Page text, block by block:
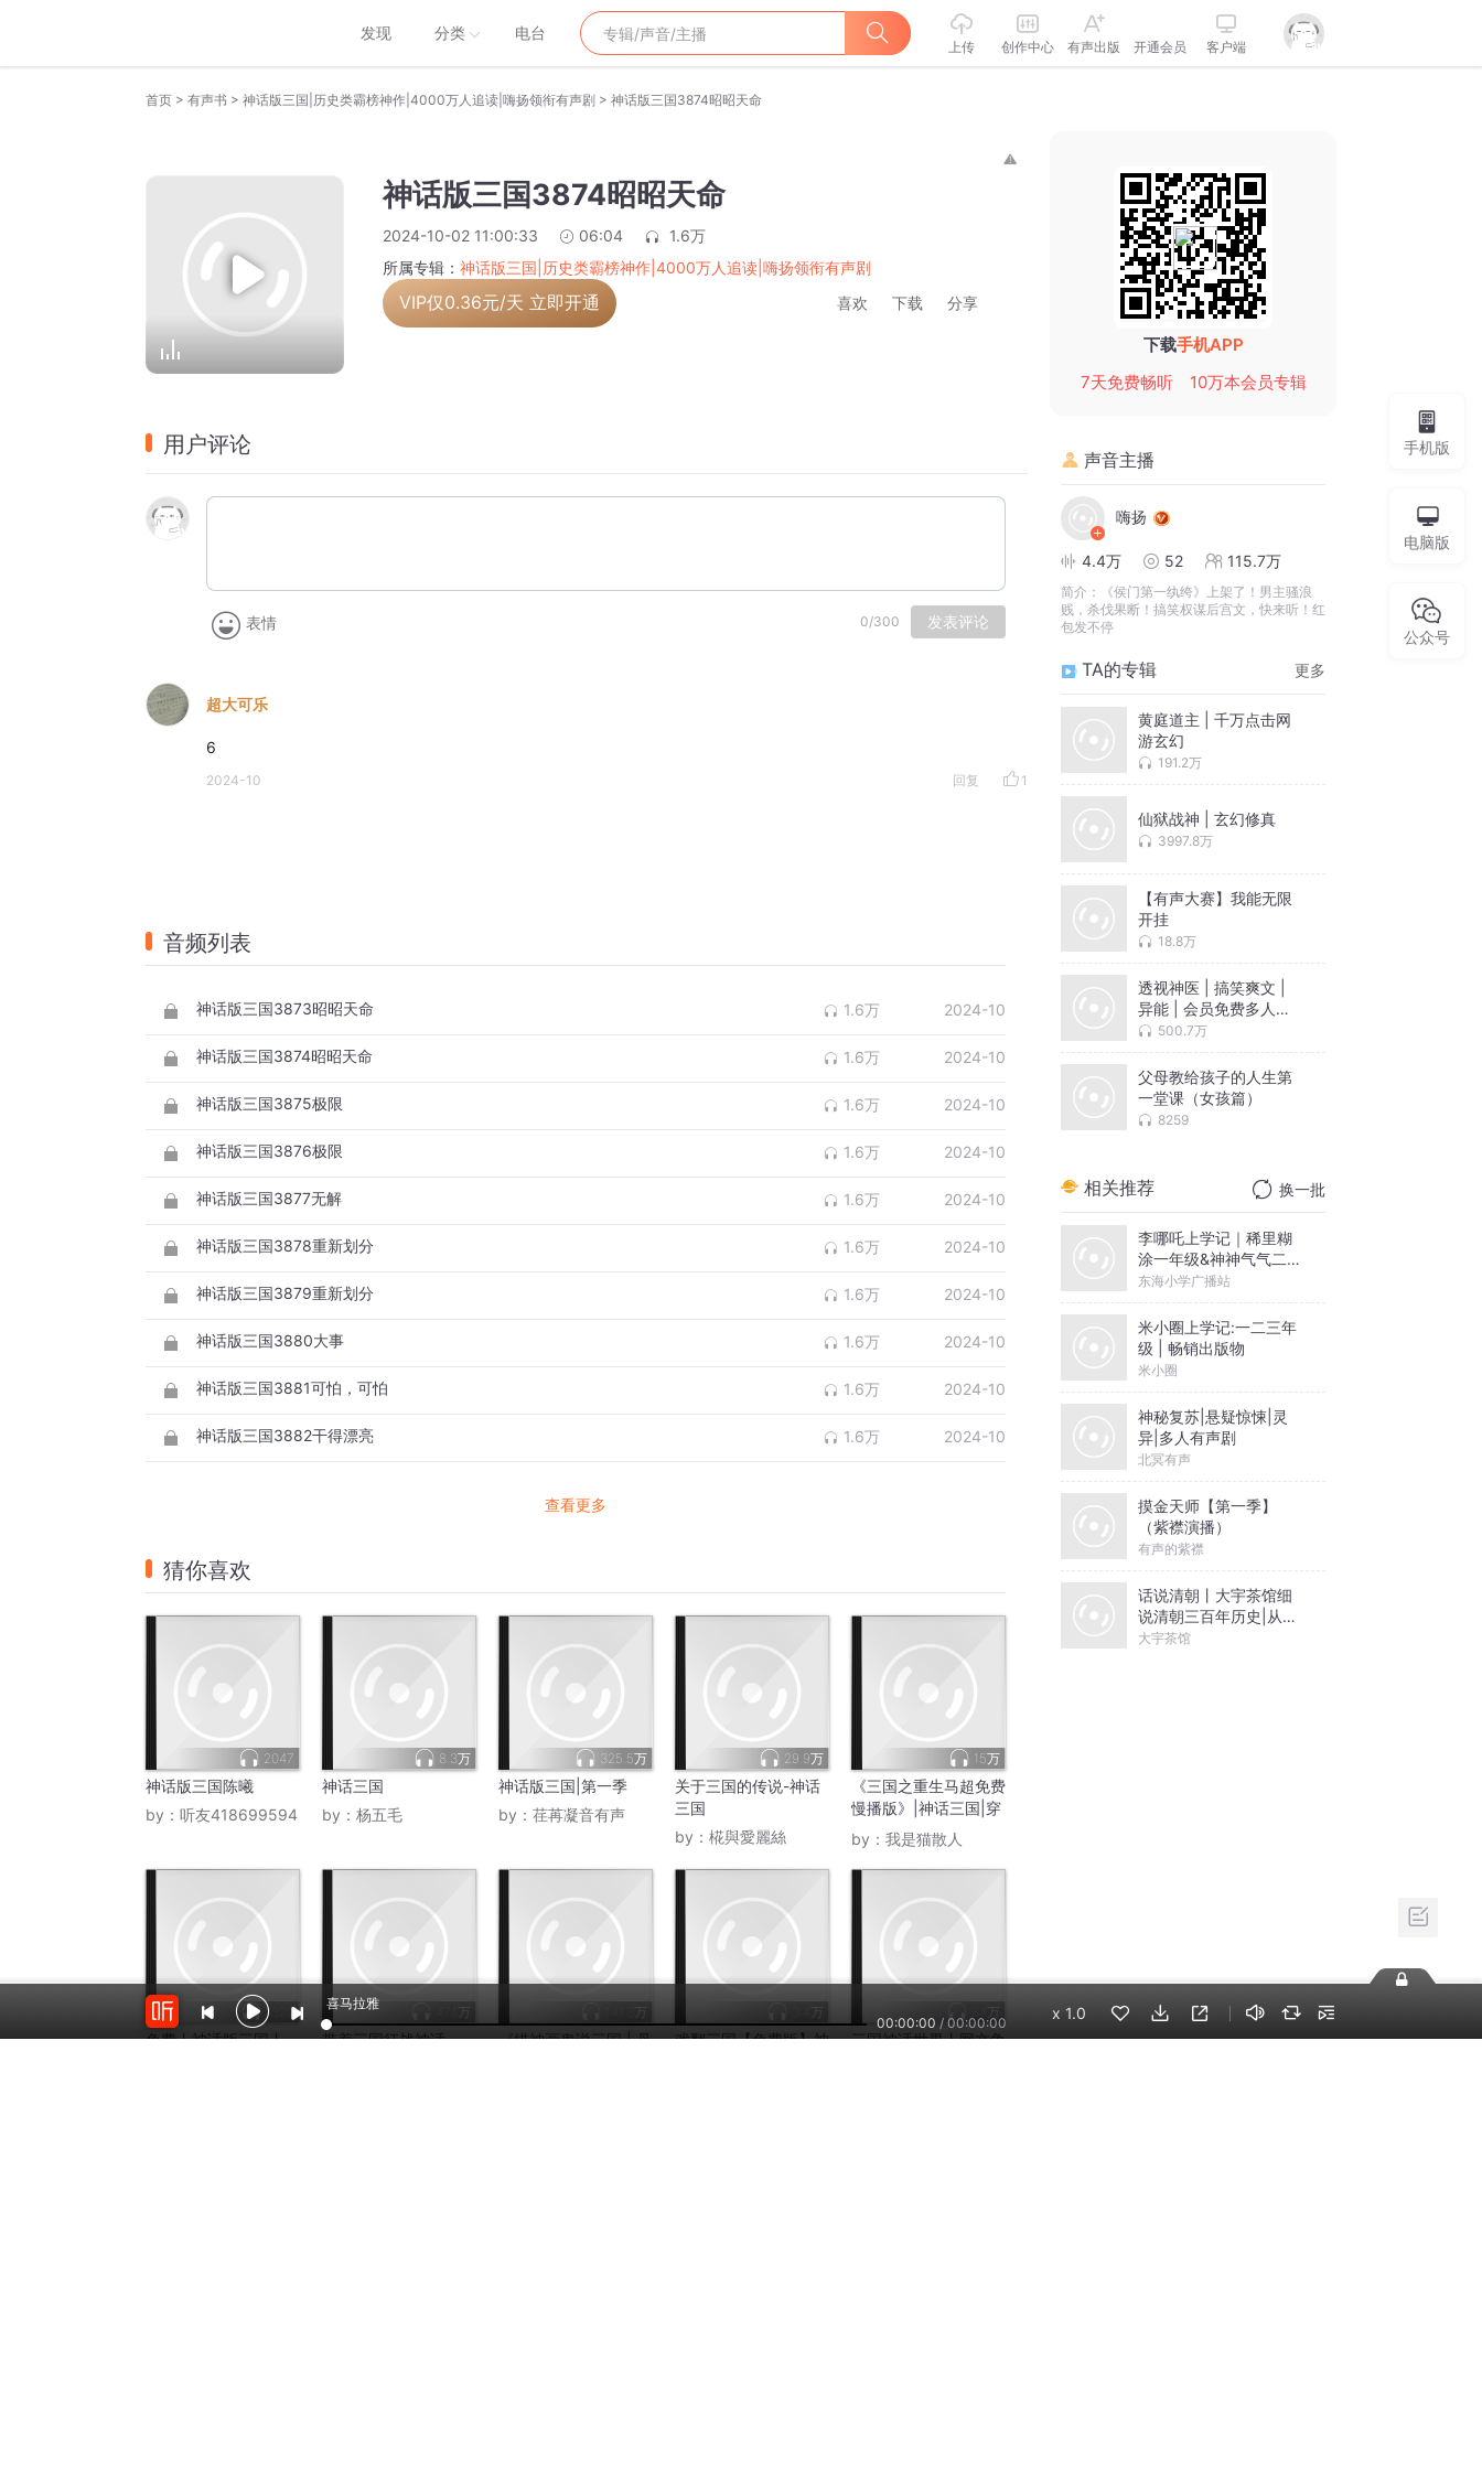
发现 分类 电台
上传 创作中心 有声出版 开通会员 客户端
首页 > 有声书 > 神话版三国|历史类霸榜神作|4000万人追读|嗨扬领衔有声剧 > 神话版三国3874昭昭天命
神话版三国3874昭昭天命
2024-10-02 11:00:33 06:04
1.6万
所属专辑： 神话版三国|历史类霸榜神作|4000万人追读|嗨扬领衔有声剧
VIP仅0.36元/天 立即开通 喜欢 下载 分享
用户评论
表情 0/300 发表评论
超大可乐
6
2024-10 回复 1
音频列表
神话版三国3873昭昭天命 1.6万 2024-10
神话版三国3874昭昭天命 1.6万 2024-10
神话版三国3875极限 1.6万 2024-10
神话版三国3876极限 1.6万 2024-10
神话版三国3877无解 1.6万 2024-10
神话版三国3878重新划分 1.6万 2024-10
神话版三国3879重新划分 1.6万 2024-10
神话版三国3880大事 1.6万 2024-10
神话版三国3881可怕，可怕 1.6万 2024-10
神话版三国3882干得漂亮 1.6万 2024-10
查看更多
猜你喜欢
2047
神话版三国陈曦
by： 听友418699594
8.3万
神话三国
by： 杨五毛
325.5万
神话版三国|第一季
by： 荏苒凝音有声
29.9万
关于三国的传说-神话
三国
by： 椛與愛麗絲
15万
《三国之重生马超免费
慢播版》|神话三国|穿
越三国
by： 我是猫散人
1322
免费丨神话版三国丨
47.1万
带着三国征战神话
141.3万
《描神画鬼说三国 | 丹
3.4万
戏翻三国【免费版】神
84万
三国神话世界丨网文争
下载手机APP
7天免费畅听
10万本会员专辑
声音主播
嗨扬
4.4万 52 115.7万
简介：
《侯门第一纨绔》上架了！男主骚浪
贱，杀伐果断！搞笑权谋后宫文，快来听！红
包发不停
TA的专辑 更多
黄庭道主 | 千万点击网
游玄幻
191.2万
仙狱战神 | 玄幻修真
3997.8万
【有声大赛】我能无限
开挂
18.8万
透视神医 | 搞笑爽文 |
异能 | 会员免费多人有
声剧500.7万
父母教给孩子的人生第
一堂课（女孩篇）
8259
相关推荐 换一批
李哪吒上学记｜稀里糊
涂一年级&神神气气二年
级
东海小学广播站
米小圈上学记:一二三年
级 | 畅销出版物
米小圈
神秘复苏|悬疑惊悚|灵
异|多人有声剧
北冥有声
摸金天师【第一季】
（紫襟演播）
有声的紫襟
话说清朝丨大宇茶馆细
说清朝三百年历史|从努
尔哈赤到末代皇帝溥仪|
大宇茶馆
手机版
电脑版
公众号
喜马拉雅
00:00:00 / 00:00:00
x 1.0